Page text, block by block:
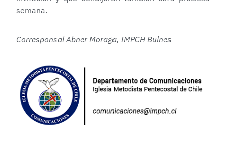
semana.
Corresponsal Abner Moraga, IMPCH Bulnes